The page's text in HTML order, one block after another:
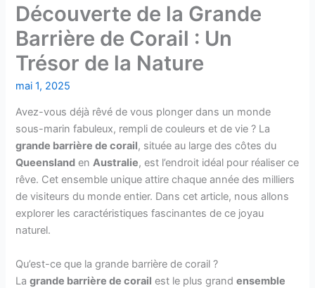
Découverte de la Grande
Barrière de Corail : Un
Trésor de la Nature
mai 1, 2025
Avez-vous déjà rêvé de vous plonger dans un monde
sous-marin fabuleux, rempli de couleurs et de vie ? La
grande barrière de corail, située au large des côtes du
Queensland enAustralie, est l’endroit idéal pour réaliser ce
rêve. Cet ensemble unique attire chaque année des milliers
de visiteurs du monde entier. Dans cet article, nous allons
explorer les caractéristiques fascinantes de ce joyau
naturel.
Qu’est-ce que la grande barrière de corail ?
Lagrande barrière de corail est le plus grandensemble